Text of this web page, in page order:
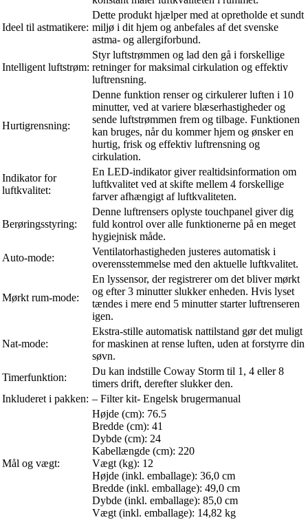
Ideel til astmatikere:
Dette produkt hjælper med at opretholde et sundt
miljø i dit hjem og anbefales af det svenske
astma- og allergiforbund.
Intelligent luftstrøm:
Styr luftstrømmen og lad den gå i forskellige
retninger for maksimal cirkulation og effektiv
luftrensning.
Hurtigrensning:
Denne funktion renser og cirkulerer luften i 10
minutter, ved at variere blæserhastigheder og
sende luftstrømmen frem og tilbage. Funktionen
kan bruges, når du kommer hjem og ønsker en
hurtig, frisk og effektiv luftrensning og
cirkulation.
Indikator for
luftkvalitet:
En LED-indikator giver realtidsinformation om
luftkvalitet ved at skifte mellem 4 forskellige
farver afhængigt af luftkvaliteten.
Berøringsstyring:
Denne luftrensers oplyste touchpanel giver dig
fuld kontrol over alle funktionerne på en meget
hygiejnisk måde.
Auto-mode:
Ventilatorhastigheden justeres automatisk i
overensstemmelse med den aktuelle luftkvalitet.
Mørkt rum-mode:
En lyssensor, der registrerer om det bliver mørkt
og efter 3 minutter slukker enheden. Hvis lyset
tændes i mere end 5 minutter starter luftrenseren
igen.
Nat-mode:
Ekstra-stille automatisk nattilstand gør det muligt
for maskinen at rense luften, uden at forstyrre din
søvn.
Timerfunktion:
Du kan indstille Coway Storm til 1, 4 eller 8
timers drift, derefter slukker den.
Inkluderet i pakken: – Filter kit- Engelsk brugermanual
Mål og vægt:
Højde (cm): 76.5
Bredde (cm): 41
Dybde (cm): 24
Kabellængde (cm): 220
Vægt (kg): 12
Højde (inkl. emballage): 36,0 cm
Bredde (inkl. emballage): 49,0 cm
Dybde (inkl. emballage): 85,0 cm
Vægt (inkl. emballage): 14,82 kg